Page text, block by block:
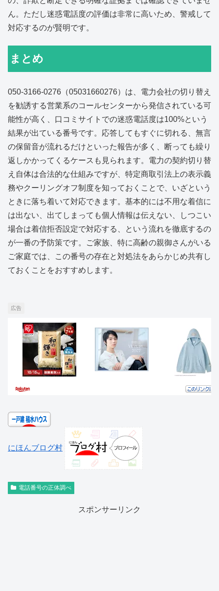
ん。ただし迷惑電話度の評価は非常に高いため、警戒して
対応するのが賢明です。
まとめ
050-3166-0276（05031660276）は、電力会社の切り替え
を勧誘する営業系のコールセンターから発信されている可
能性が高く、口コミサイトでの迷惑電話度は100%という
結果が出ている番号です。応答してもすぐに切れる、無言
の保留音が流れるだけといった報告が多く、断っても繰り
返しかかってくるケースも見られます。電力の契約切り替
え自体は合法的な仕組みですが、特定商取引法上の表示義
務やクーリングオフ制度を知っておくことで、いざという
ときに落ち着いて対応できます。基本的には不用な着信に
は出ない、出てしまっても個人情報は伝えない、しつこい
場合は着信拒否設定で対応する、という流れを徹底するの
が一番の予防策です。ご家族、特に高齢の親御さんがいる
ご家庭では、この番号の存在と対処法をあらかじめ共有し
ておくことをおすすめします。
広告
にほんブログ村
電話番号の正体調べ
スポンサーリンク